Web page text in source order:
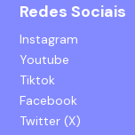
Redes Sociais
Instagram
Youtube
Tiktok
Facebook
Twitter (X)